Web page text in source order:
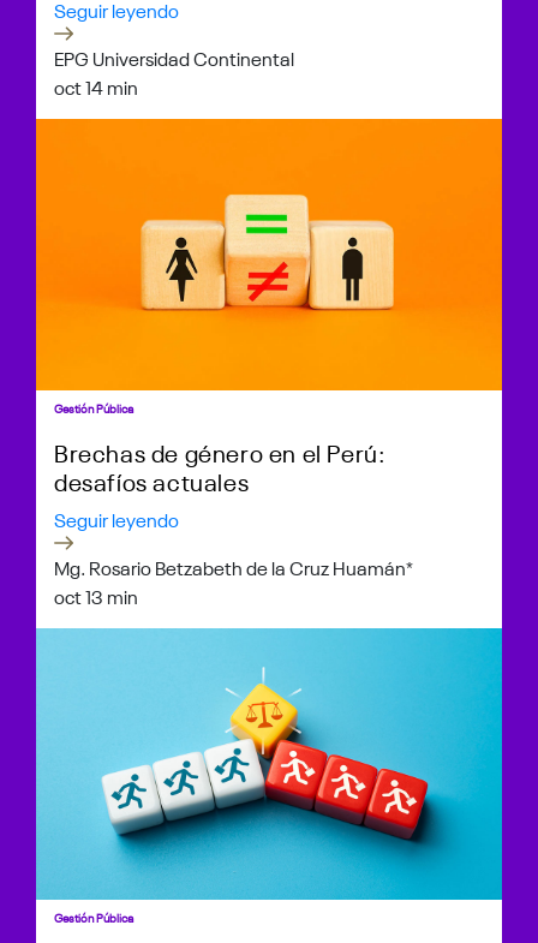
Seguir leyendo
EPG Universidad Continental
oct 14 min
Gestión Pública
Brechas de género en el Perú:
desafíos actuales
Seguir leyendo
Mg. Rosario Betzabeth de la Cruz Huamán*
oct 13 min
Gestión Pública